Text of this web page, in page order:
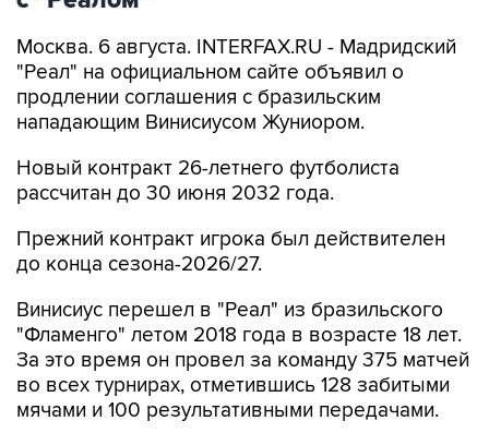
Москва. 6 августа. INTERFAX.RU - Мадридский
"Реал" на официальном сайте объявил о
продлении соглашения с бразильским
нападающим Винисиусом Жуниором.
Новый контракт 26-летнего футболиста
рассчитан до 30 июня 2032 года.
Прежний контракт игрока был действителен
до конца сезона-2026/27.
Винисиус перешел в "Реал" из бразильского
"Фламенго" летом 2018 года в возрасте 18 лет.
За это время он провел за команду 375 матчей
во всех турнирах, отметившись 128 забитыми
мячами и 100 результативными передачами.